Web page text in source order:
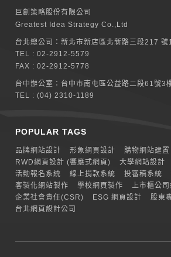
巨創策略股份有限公司
Greatest Idea Strategy Co.,Ltd
台北總公司：新北巿新店區北新路三段217 號
TEL :02-2912-5579
FAX : 02-2912-5778
台中辦公室： 台中市南屯區公益路二段61號3
TEL :(04) 2310-1189
POPULAR TAGS
品牌網站設計 形象網頁設計 購物網站建置
RWD網頁設計 (響應式網頁)
大學網站設計
活動報名系統
線上捐款系統 投審稿系統
客製化網站製作
學校網頁製作
上市櫃公
企業社會責任(CSR)
ESG 網頁設計 股東
台北網頁設計公司